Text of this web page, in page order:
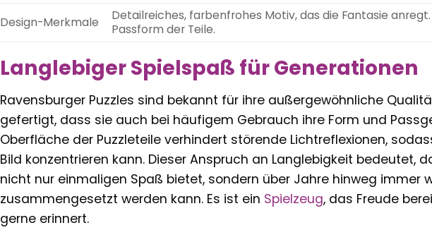
Design-Merkmale
Detailreiches, farbenfrohes Motiv, das die Fantasie
Passform der Teile.
Langlebiger Spielspaß für Generationen
Ravensburger Puzzles sind bekannt für ihre außergewöhnliche
gefertigt, dass sie auch bei häufigem Gebrauch ihre Form und
Oberfläche der Puzzleteile verhindert störende Lichtreflexionen,
Bild konzentrieren kann. Dieser Anspruch an Langlebigkeit bedeutet,
nicht nur einmaligen Spaß bietet, sondern über Jahre hinweg immer
zusammengesetzt werden kann. Es ist ein Spielzeug, das Freude
gerne erinnert.